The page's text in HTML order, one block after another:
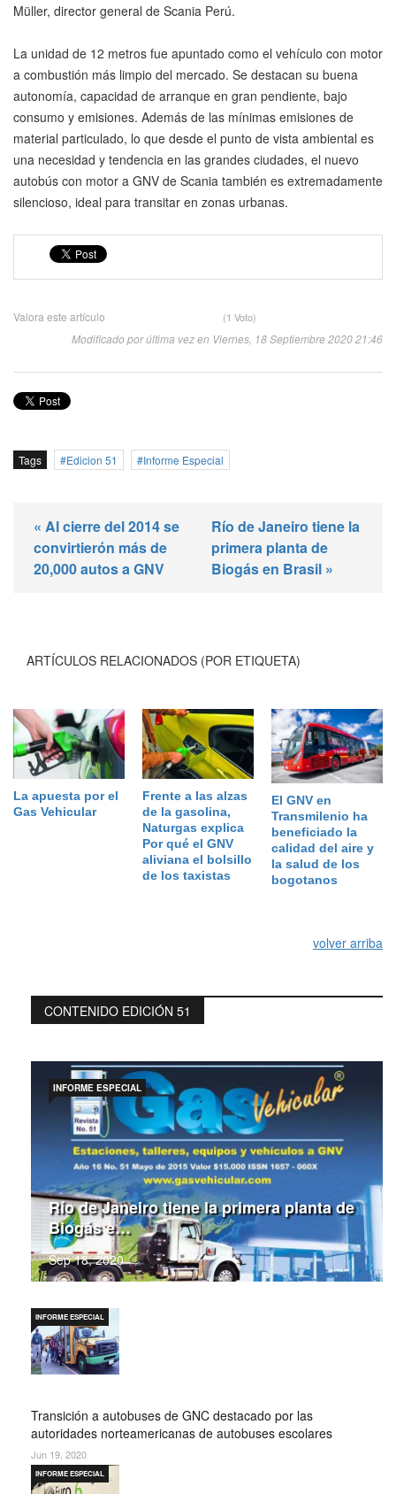
Müller, director general de Scania Perú.
La unidad de 12 metros fue apuntado como el vehículo con motor
a combustión más limpio del mercado. Se destacan su buena
autonomía, capacidad de arranque en gran pendiente, bajo
consumo y emisiones. Además de las mínimas emisiones de
material particulado, lo que desde el punto de vista ambiental es
una necesidad y tendencia en las grandes ciudades, el nuevo
autobús con motor a GNV de Scania también es extremadamente
silencioso, ideal para transitar en zonas urbanas.
Valora este artículo (1 Voto)
Modificado por última vez en Viernes, 18 Septiembre 2020 21:46
Tags Edicion 51 Informe Especial
« Al cierre del 2014 se
convirtierón más de
20,000 autos a GNV
Río de Janeiro tiene la
primera planta de
Biogás en Brasil »
ARTÍCULOS RELACIONADOS (POR ETIQUETA)
La apuesta por el
Gas Vehicular
Frente a las alzas
de la gasolina,
Naturgas explica
Por qué el GNV
aliviana el bolsillo
de los taxistas
El GNV en
Transmilenio ha
beneficiado la
calidad del aire y
la salud de los
bogotanos
volver arriba
CONTENIDO EDICIÓN 51
Río de Janeiro tiene la primera planta de
Biogás e…
Sep 18, 2020
INFORME ESPECIAL
Transición a autobuses de GNC destacado por las
autoridades norteamericanas de autobuses escolares
INFORME ESPECIAL
Jun 19, 2020
INFORME ESPECIAL